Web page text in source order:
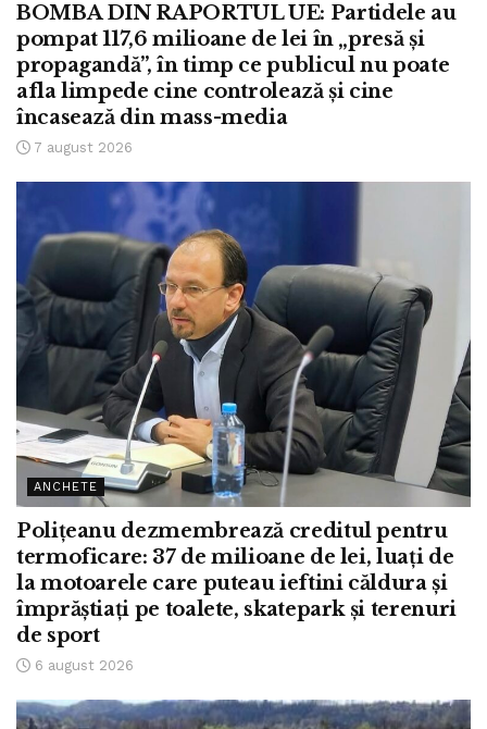
BOMBA DIN RAPORTUL UE: Partidele au
pompat 117,6 milioane de lei în „presă și
propagandă”, în timp ce publicul nu poate
afla limpede cine controlează și cine
încasează din mass-media
7 august 2026
ANCHETE
Polițeanu dezmembrează creditul pentru
termoficare: 37 de milioane de lei, luați de
la motoarele care puteau ieftini căldura și
împrăștiați pe toalete, skatepark și terenuri
de sport
6 august 2026